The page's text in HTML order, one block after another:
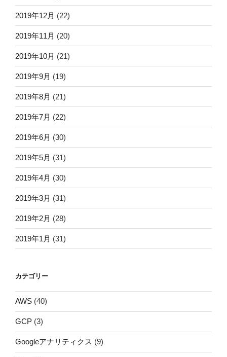
2019年12月 (22)
2019年11月 (20)
2019年10月 (21)
2019年9月 (19)
2019年8月 (21)
2019年7月 (22)
2019年6月 (30)
2019年5月 (31)
2019年4月 (30)
2019年3月 (31)
2019年2月 (28)
2019年1月 (31)
カテゴリー
AWS (40)
GCP (3)
Googleアナリティクス (9)